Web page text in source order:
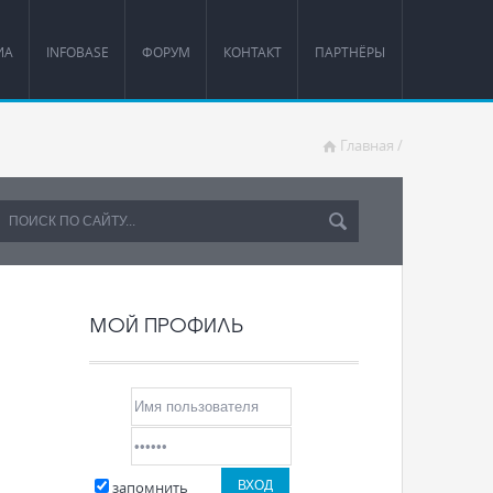
INFOBASE ФОРУМ КОНТАКТ ПАРТНЁРЫ
Главная /
МОЙ ПРОФИЛЬ
запомнить